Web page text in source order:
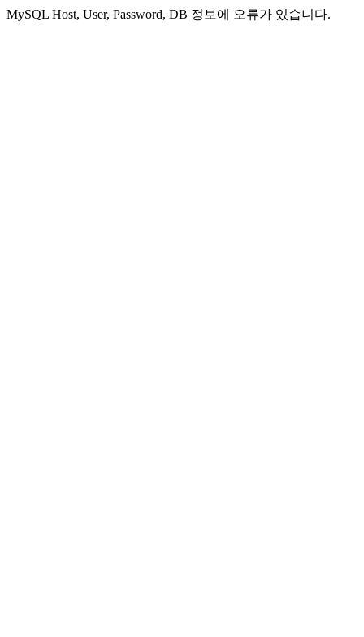
MySQL Host, User, Password, DB 정보에 오류가 있습니다.